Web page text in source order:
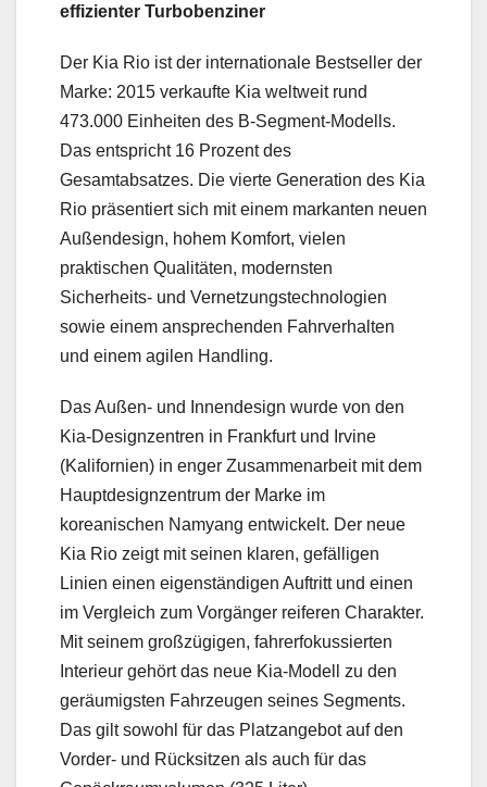
effizienter Turbobenziner
Der Kia Rio ist der internationale Bestseller der
Marke: 2015 verkaufte Kia weltweit rund
473.000 Einheiten des B-Segment-Modells.
Das entspricht 16 Prozent des
Gesamtabsatzes. Die vierte Generation des Kia
Rio präsentiert sich mit einem markanten neuen
Außendesign, hohem Komfort, vielen
praktischen Qualitäten, modernsten
Sicherheits- und Vernetzungstechnologien
sowie einem ansprechenden Fahrverhalten
und einem agilen Handling.
Das Außen- und Innendesign wurde von den
Kia-Designzentren in Frankfurt und Irvine
(Kalifornien) in enger Zusammenarbeit mit dem
Hauptdesignzentrum der Marke im
koreanischen Namyang entwickelt. Der neue
Kia Rio zeigt mit seinen klaren, gefälligen
Linien einen eigenständigen Auftritt und einen
im Vergleich zum Vorgänger reiferen Charakter.
Mit seinem großzügigen, fahrerfokussierten
Interieur gehört das neue Kia-Modell zu den
geräumigsten Fahrzeugen seines Segments.
Das gilt sowohl für das Platzangebot auf den
Vorder- und Rücksitzen als auch für das